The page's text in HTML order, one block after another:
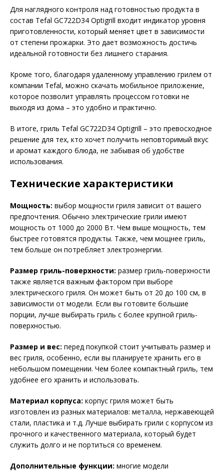
Для наглядного контроля над готовностью продукта в
состав Tefal GC722D34 Optigrill входит индикатор уровня
приготовленности, который меняет цвет в зависимости
от степени прожарки. Это дает возможность достичь
идеальной готовности без лишнего старания.
Кроме того, благодаря удаленному управлению грилем от
компании Tefal, можно скачать мобильное приложение,
которое позволит управлять процессом готовки не
выходя из дома – это удобно и практично.
В итоге, гриль Tefal GC722D34 Optigrill – это превосходное
решение для тех, кто хочет получить неповторимый вкус
и аромат каждого блюда, не забывая об удобстве
использования.
Технические характеристики
Мощность: выбор мощности гриля зависит от вашего
предпочтения. Обычно электрические грили имеют
мощность от 1000 до 2000 Вт. Чем выше мощность, тем
быстрее готовятся продукты. Также, чем мощнее гриль,
тем больше он потребляет электроэнергии.
Размер гриль-поверхности: размер гриль-поверхности
также является важным фактором при выборе
электрического гриля. Он может быть от 20 до 100 см, в
зависимости от модели. Если вы готовите большие
порции, лучше выбирать гриль с более крупной гриль-
поверхностью.
Размер и вес: перед покупкой стоит учитывать размер и
вес гриля, особенно, если вы планируете хранить его в
небольшом помещении. Чем более компактный гриль, тем
удобнее его хранить и использовать.
Материал корпуса: корпус гриля может быть
изготовлен из разных материалов: металла, нержавеющей
стали, пластика и т.д. Лучше выбирать грили с корпусом из
прочного и качественного материала, который будет
служить долго и не портиться со временем.
Дополнительные функции: многие модели